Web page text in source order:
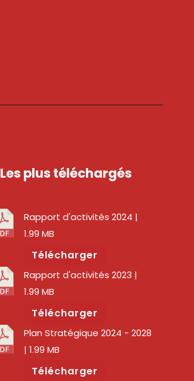
Les plus téléchargés
Rapport d'activités 2024 |
1.99 MB
Télécharger
Rapport d'activités 2023 |
1.99 MB
Télécharger
Plan Stratégique 2024 - 2028
| 1.99 MB
Télécharger